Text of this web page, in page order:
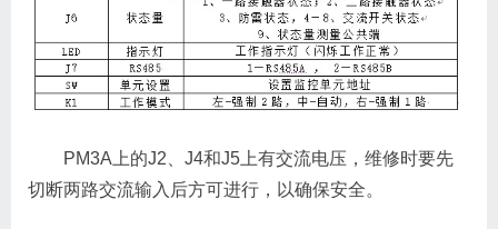
PM3A上的J2、J4和J5上有交流电压，维修时要先
切断两路交流输入后方可进行，以确保安全。